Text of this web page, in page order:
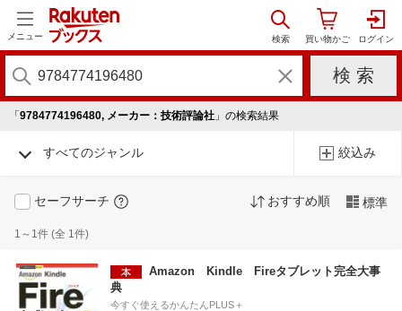
メニュー
「 9784774196480, メーカー：技術評論社 」の検索結果
すべてのジャンル 絞込み
セーフサーチ おすすめ順 標準
1～1件 (全 1件)
Amazon Kindle Fireタブレット完全大事
典
今すぐ使えるかんたんPLUS＋